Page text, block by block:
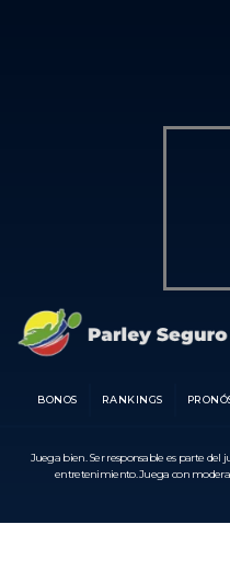
BONOS RANKINGS
Juega bien. Ser responsable es parte del
entretenimiento. Juega con